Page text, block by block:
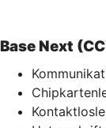
Base Next